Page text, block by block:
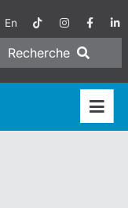
En
Recherche